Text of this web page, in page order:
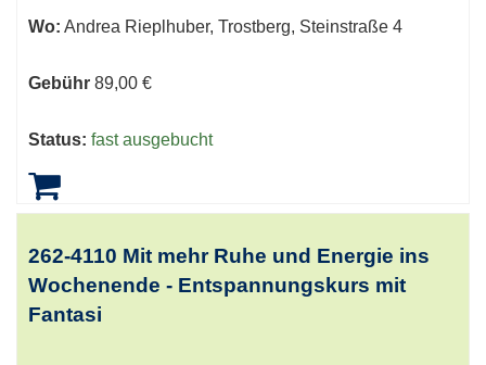
Wo: Andrea Rieplhuber, Trostberg, Steinstraße 4
Gebühr 89,00 €
Status: fast ausgebucht
262-4110 Mit mehr Ruhe und Energie ins
Wochenende - Entspannungskurs mit
Fantasi